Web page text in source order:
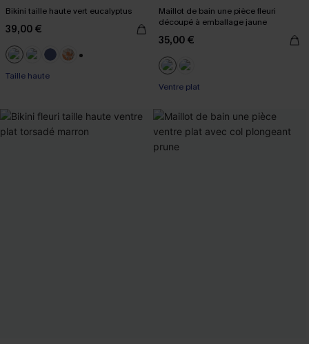
Bikini taille haute vert eucalyptus
39,00 €
Taille haute
Maillot de bain une pièce fleuri
découpé à emballage jaune
35,00 €
Ventre plat